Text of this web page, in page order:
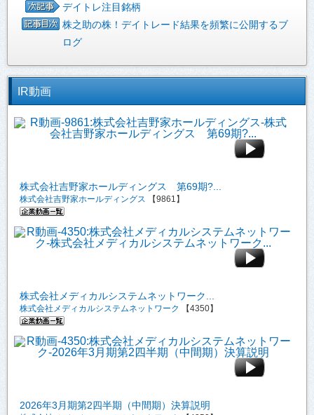
デイトレ注目銘柄
株之助の株！デイトレード結果を頻繁に公開するブ
ログ
IR動画
株式会社吉野家ホールディングス 第69期?...
株式会社吉野家ホールディングス 【9861】
株式会社メディカルシステムネットワーク...
株式会社メディカルシステムネットワーク 【4350】
2026年3月期第2四半期（中間期）決算説明